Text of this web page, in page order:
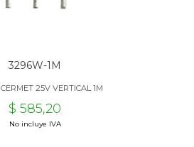
3296W-1M
25V VERTICAL 1M
$ 585,20
No incluye IVA